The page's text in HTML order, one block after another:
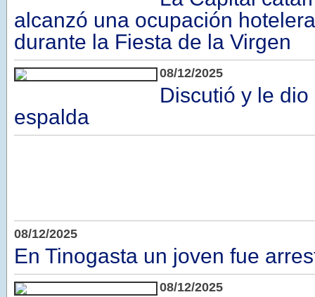
alcanzó una ocupación
durante la Fiesta de la Virgen
08/12/2025
Discutió y le
espalda
08/12/2025
En Tinogasta un joven fue
08/12/2025